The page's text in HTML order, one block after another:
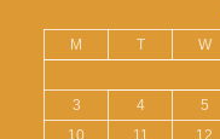
M T W
3
4 5
10
11 12